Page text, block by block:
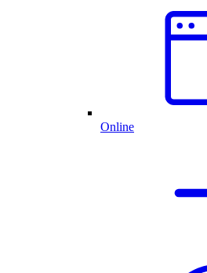
Online